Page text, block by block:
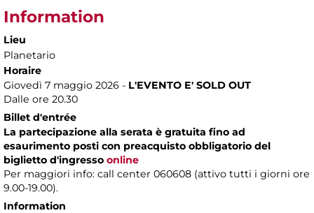
Information
Lieu
Planetario
Horaire
Giovedì 7 maggio 2026 - L'EVENTO E' SOLD OUT
Dalle ore 20.30
Billet d'entrée
La partecipazione alla serata è gratuita fino ad
esaurimento posti con preacquisto obbligatorio del
biglietto d'ingresso online
Per maggiori info: call center 060608 (attivo tutti i giorni ore
9.00-19.00).
Information